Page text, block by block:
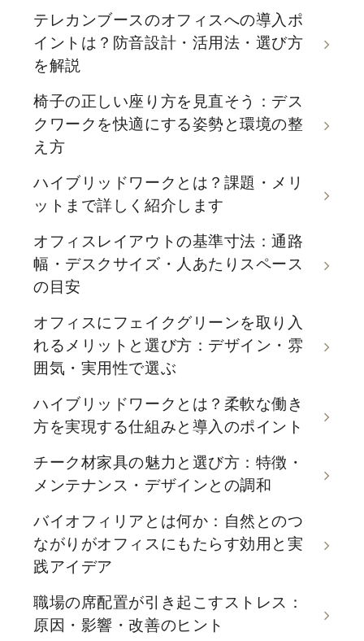
テレカンブースのオフィスへの導入ポ
イントは？防音設計・活用法・選び方
を解説
椅子の正しい座り方を見直そう：デス
クワークを快適にする姿勢と環境の整
え方
ハイブリッドワークとは？課題・メリ
ットまで詳しく紹介します
オフィスレイアウトの基準寸法：通路
幅・デスクサイズ・人あたりスペース
の目安
オフィスにフェイクグリーンを取り入
れるメリットと選び方：デザイン・雰
囲気・実用性で選ぶ
ハイブリッドワークとは？柔軟な働き
方を実現する仕組みと導入のポイント
チーク材家具の魅力と選び方：特徴・
メンテナンス・デザインとの調和
バイオフィリアとは何か：自然とのつ
ながりがオフィスにもたらす効用と実
践アイデア
職場の席配置が引き起こすストレス：
原因・影響・改善のヒント